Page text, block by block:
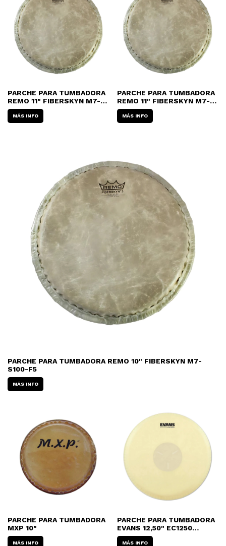
PARCHE PARA TUMBADORA
REMO 11" FIBERSKYN M7-
S110-F5
MÁS INFO
PARCHE PARA TUMBADORA
REMO 11" FIBERSKYN M7-
S1106-F6
MÁS INFO
PARCHE PARA TUMBADORA REMO 10" FIBERSKYN M7-
S100-F5
MÁS INFO
PARCHE PARA TUMBADORA
MXP 10"
MÁS INFO
PARCHE PARA TUMBADORA
EVANS 12,50" EC1250
CENTRO REFORZADO
MÁS INFO